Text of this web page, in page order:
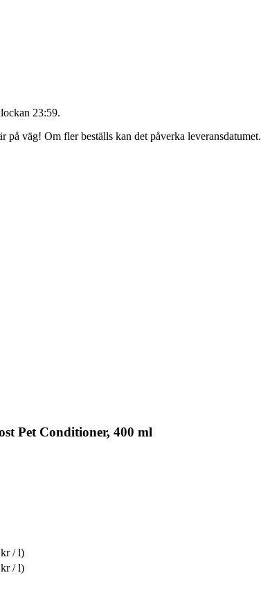
23:59.
väg! Om fler beställs kan det påverka leveransdatumet.
Pet Conditioner, 400 ml
/ l)
/ l)